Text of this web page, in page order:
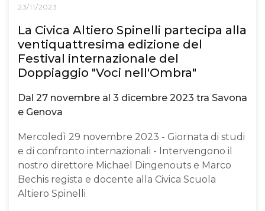
23/11/2023
La Civica Altiero Spinelli partecipa alla
ventiquattresima edizione del
Festival internazionale del
Doppiaggio "Voci nell'Ombra"
Dal 27 novembre al 3 dicembre 2023 tra Savona
e Genova
Mercoledì 29 novembre 2023 - Giornata di studi
e di confronto internazionali - Intervengono il
nostro direttore Michael Dingenouts e Marco
Bechis regista e docente alla Civica Scuola
Altiero Spinelli